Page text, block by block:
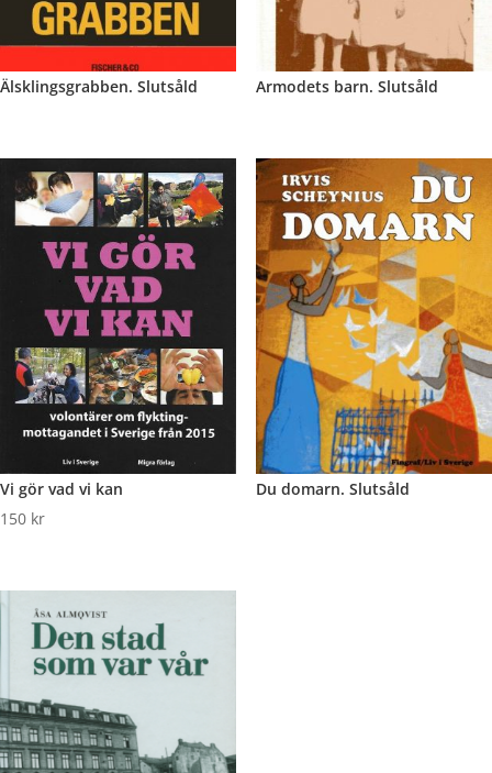
Älsklingsgrabben. Slutsåld Armodets barn. Slutsåld
Vi gör vad vi kan
150 kr
Du domarn. Slutsåld